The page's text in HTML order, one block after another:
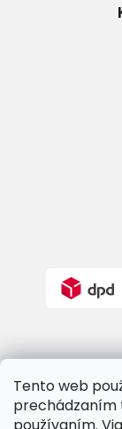
Tento web
prechádzaním